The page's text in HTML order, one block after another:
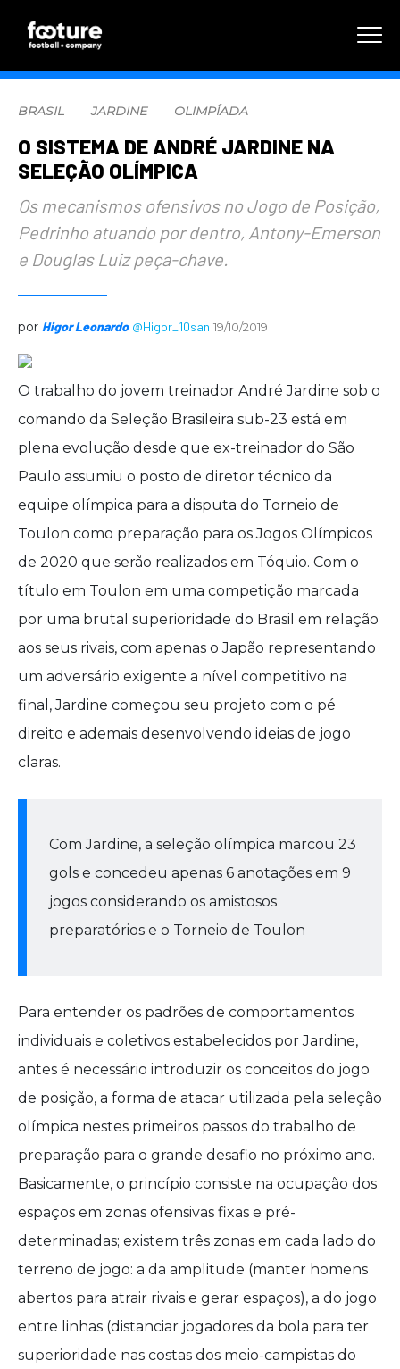
BRASIL JARDINE OLIMPÍADA
O SISTEMA DE ANDRÉ JARDINE NA
SELEÇÃO OLÍMPICA
Os mecanismos ofensivos no Jogo de Posição,
Pedrinho atuando por dentro, Antony-Emerson
e Douglas Luiz peça-chave.
por Higor Leonardo @Higor_10san 19/10/2019
O trabalho do jovem treinador André Jardine sob o
comando da Seleção Brasileira sub-23 está em
plena evolução desde que ex-treinador do São
Paulo assumiu o posto de diretor técnico da
equipe olímpica para a disputa do Torneio de
Toulon como preparação para os Jogos Olímpicos
de 2020 que serão realizados em Tóquio. Com o
título em Toulon em uma competição marcada
por uma brutal superioridade do Brasil em relação
aos seus rivais, com apenas o Japão representando
um adversário exigente a nível competitivo na
final, Jardine começou seu projeto com o pé
direito e ademais desenvolvendo ideias de jogo
claras.
Com Jardine, a seleção olímpica marcou 23
gols e concedeu apenas 6 anotações em 9
jogos considerando os amistosos
preparatórios e o Torneio de Toulon
Para entender os padrões de comportamentos
individuais e coletivos estabelecidos por Jardine,
antes é necessário introduzir os conceitos do jogo
de posição, a forma de atacar utilizada pela seleção
olímpica nestes primeiros passos do trabalho de
preparação para o grande desafio no próximo ano.
Basicamente, o princípio consiste na ocupação dos
espaços em zonas ofensivas fixas e pré-
determinadas; existem três zonas em cada lado do
terreno de jogo: a da amplitude (manter homens
abertos para atrair rivais e gerar espaços), a do jogo
entre linhas (distanciar jogadores da bola para ter
superioridade nas costas dos meio-campistas do